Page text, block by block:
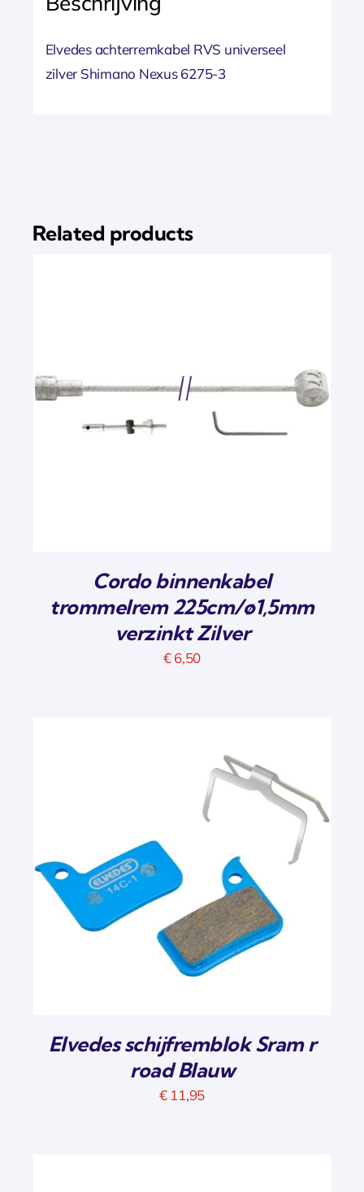
Elvedes achterremkabel RVS universeel
zilver Shimano Nexus 6275-3
Related products
Cordo binnenkabel
trommelrem 225cm/ø1,5mm
verzinkt Zilver
€6,50
Elvedes schijfremblok Sram r
road Blauw
€11,95